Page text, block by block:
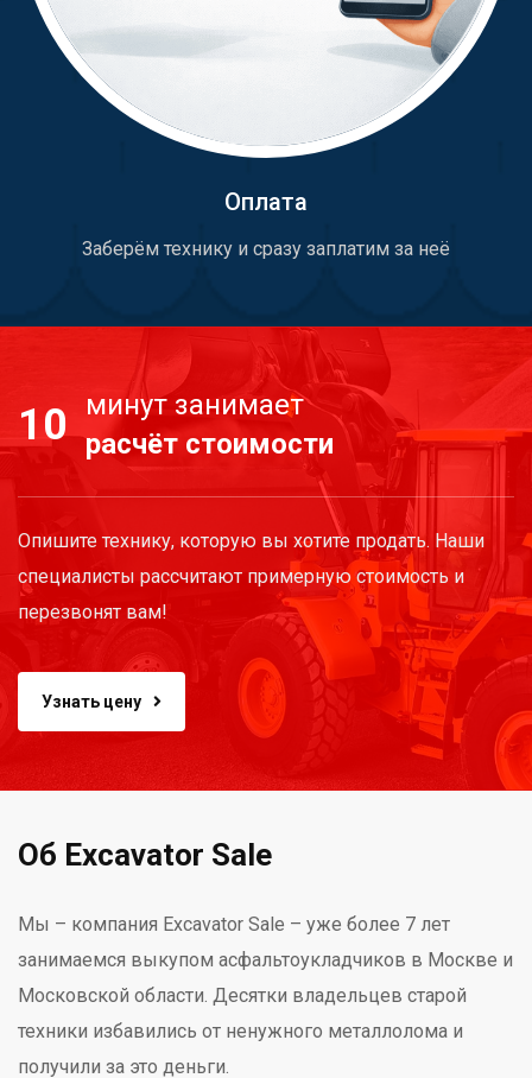
Оплата
Заберём технику и сразу заплатим за неё
10
минут занимает
расчёт стоимости
Опишите технику, которую вы хотите продать. Наши
специалисты рассчитают примерную стоимость и
перезвонят вам!
Узнать цену
Об Excavator Sale
Мы – компания Excavator Sale – уже более 7 лет
занимаемся выкупом асфальтоукладчиков в Москве и
Московской области. Десятки владельцев старой
техники избавились от ненужного металлолома и
получили за это деньги.